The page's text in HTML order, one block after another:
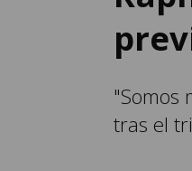
"Somos
tras el